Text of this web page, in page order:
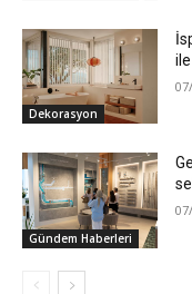
Dekorasyon
Gündem Haberleri